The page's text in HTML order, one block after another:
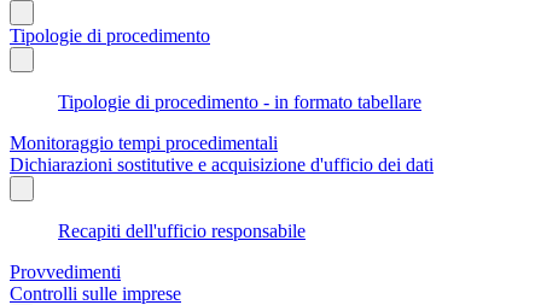
Tipologie di procedimento
Tipologie di procedimento - in formato tabellare
Monitoraggio tempi procedimentali
Dichiarazioni sostitutive e acquisizione d'ufficio dei dati
Recapiti dell'ufficio responsabile
Provvedimenti
Controlli sulle imprese